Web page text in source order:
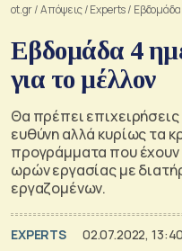
ot.gr/Απόψεις/Experts/
Εβδομάδα 4
για το μέλλον
Θα πρέπει
ευθύνη αλλά κυρίως τα
προγράμματα που
ωρών εργασίας με
εργαζομένων.
EXPERTS 02.07.2022, 13:40